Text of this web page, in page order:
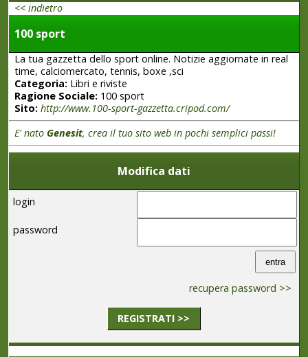
<< indietro
100 sport
La tua gazzetta dello sport online. Notizie aggiornate in real
time, calciomercato, tennis, boxe ,sci
Categoria:Libri e riviste
Ragione Sociale:100 sport
Sito: http://www.100-sport-gazzetta.cripod.com/
E' nato Genesit, crea il tuo sito web in pochi semplici passi!
Modifica dati
login
password
recupera password >>
REGISTRATI >>